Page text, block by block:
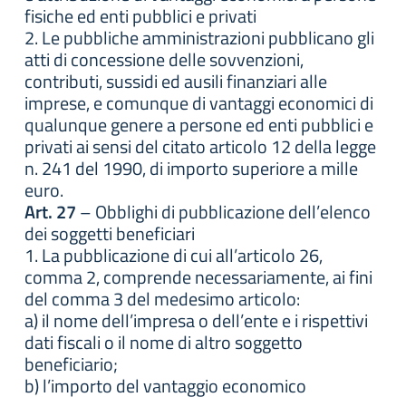
fisiche ed enti pubblici e privati
2. Le pubbliche amministrazioni pubblicano gli
atti di concessione delle sovvenzioni,
contributi, sussidi ed ausili finanziari alle
imprese, e comunque di vantaggi economici di
qualunque genere a persone ed enti pubblici e
privati ai sensi del citato articolo 12 della legge
n. 241 del 1990, di importo superiore a mille
euro.
Art. 27– Obblighi di pubblicazione dell’elenco
dei soggetti beneficiari
1. La pubblicazione di cui all’articolo 26,
comma 2, comprende necessariamente, ai fini
del comma 3 del medesimo articolo:
a) il nome dell’impresa o dell’ente e i rispettivi
dati fiscali o il nome di altro soggetto
beneficiario;
b) l’importo del vantaggio economico